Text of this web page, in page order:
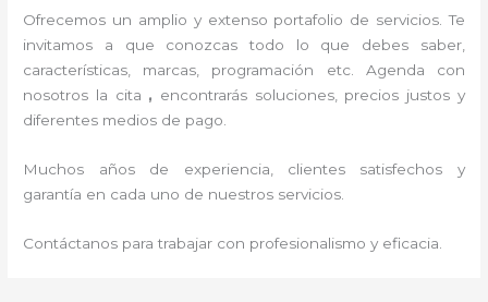
Ofrecemos un amplio y extenso portafolio de servicios. Te
invitamos a que conozcas todo lo que debes saber,
características, marcas, programación etc. Agenda con
nosotros la cita , encontrarás soluciones, precios justos y
diferentes medios de pago.
Muchos años de experiencia, clientes satisfechos y
garantía en cada uno de nuestros servicios.
Contáctanos para trabajar con profesionalismo y eficacia.